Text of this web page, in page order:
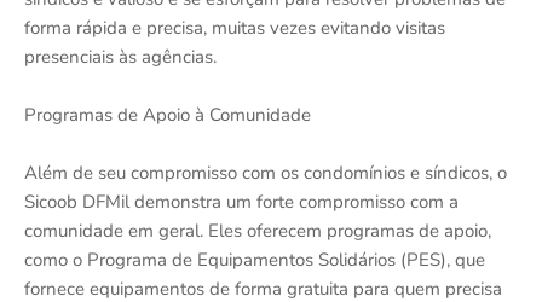
forma rápida e precisa, muitas vezes evitando visitas
presenciais às agências.
Programas de Apoio à Comunidade
Além de seu compromisso com os condomínios e síndicos, o
Sicoob DFMil demonstra um forte compromisso com a
comunidade em geral. Eles oferecem programas de apoio,
como o Programa de Equipamentos Solidários (PES), que
fornece equipamentos de forma gratuita para quem precisa